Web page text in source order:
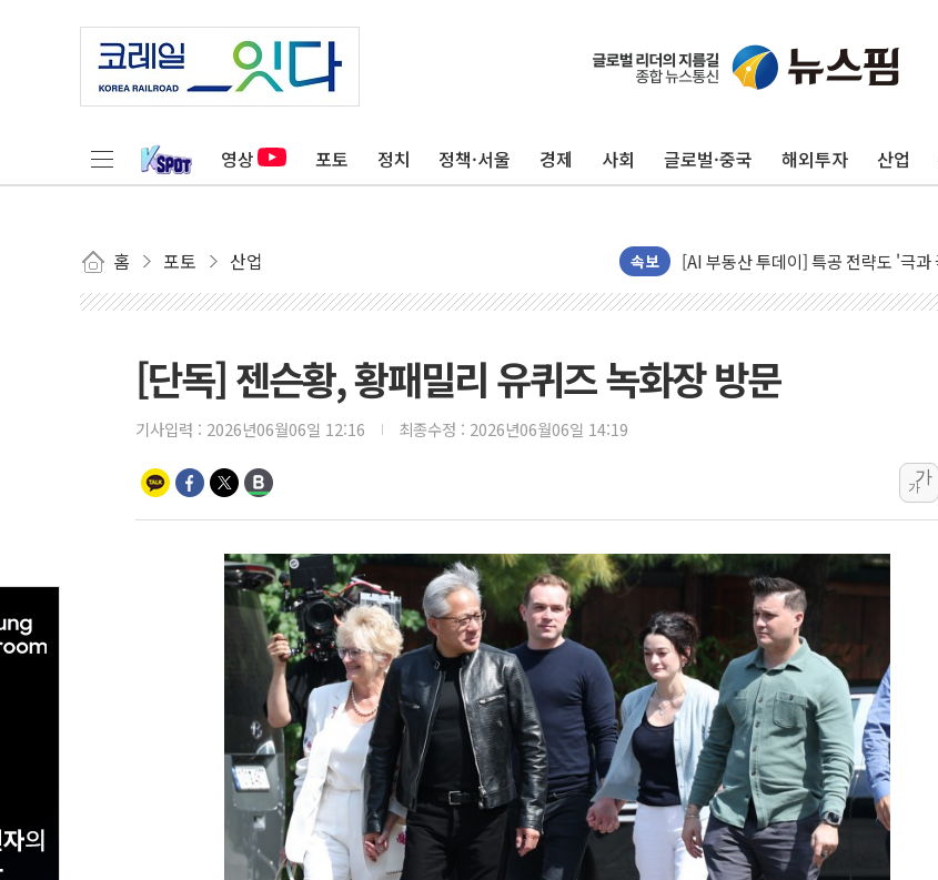
영상 포토 정치 정책·서울 경제 사회 글로벌·중국 해외투자 산업
홈 포토 산업 속보
신길동 신축도 3.3㎡당 7250만원…
[AI 부동산 투데이] 특공 전략도 '극
[코인시황] 비트코인 6만4000달러
'찜통더위'에 전력수요 역대 최고치
후티 반군, 예멘 정부군과 사우디 동
42.5도 역대급 폭염…동물들도 특별
경찰, 9월부터 '가족 사건' 못 맡는다…
포스코홀딩스, 포스코인터·DX 지분
태국 학교서 중학생 총기 난사...최소 7
40.2도 찍은 서울 등 폭염중대경보
"文정부 악몽 재현 안돼"...李 부동
신세계사이먼 '대구 프리미엄 아울렛'
李대통령, 호우 피해 경북 안동·의성
'변기 수리' 집주인에게 흉기 휘두른
워트, 상반기 영업이익 30억원
프롬바이오, 10일 거래 재개…"재무구
NH농협생명, 농작업 중 온열질환
아바코, 2분기 매출 120억원
[단독] 젠슨황, 황패밀리 유퀴즈 녹화장 방문
기사입력 : 2026년06월06일 12:16 최종수정 : 2026년06월06일 14:19
가
가